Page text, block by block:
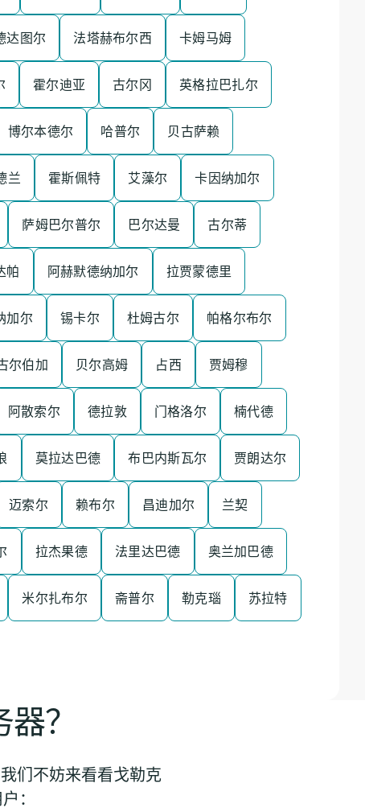
达图尔 法塔赫布尔西 卡姆马姆
霍尔迪亚 古尔冈 英格拉巴扎尔
博尔本德尔 哈普尔 贝古萨赖
兰 霍斯佩特 艾藻尔 卡因纳加尔
萨姆巴尔普尔 巴尔达曼 古尔蒂
帕 阿赫默德纳加尔 拉贾蒙德里
加尔 锡卡尔 杜姆古尔 帕格尔布尔
尔伯加 贝尔高姆 占西 贾姆穆
阿散索尔 德拉敦 门格洛尔 楠代德
莫拉达巴德 布巴内斯瓦尔 贾朗达尔
迈索尔 赖布尔 昌迪加尔 兰契
拉杰果德 法里达巴德 奥兰加巴德
米尔扎布尔 斋普尔 勒克瑙 苏拉特
？
们不妨来看看戈勒克
：